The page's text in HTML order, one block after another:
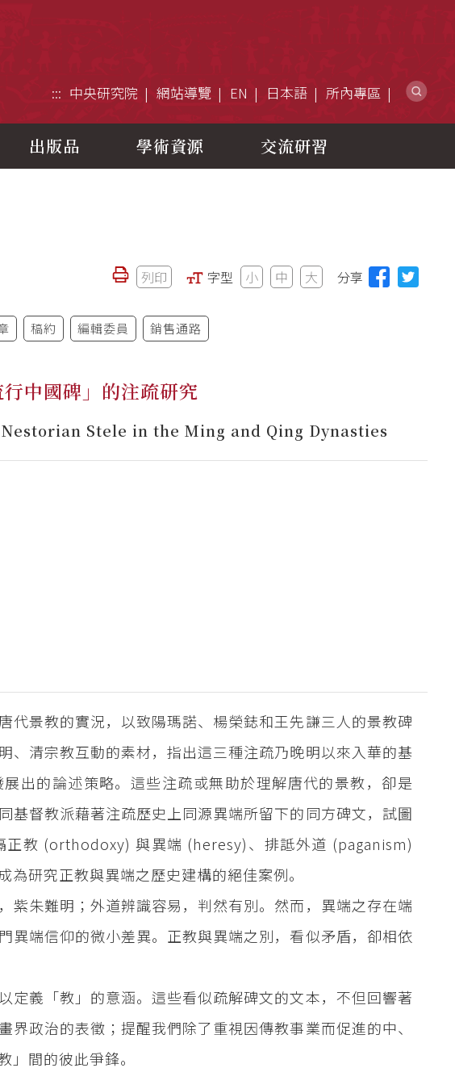
::: 中央研究院 網站導覽 EN 日本語 所內專區
出版品 學術資源 交流研習
列印 字型 小 中 大 分享
稿約 編輯委員 銷售通路
中國碑」的注疏研究
Stele in the Ming and Qing Dynasties
代景教的實況，以致陽瑪諾、楊榮鋕和王先謙三人的景教碑
、清宗教互動的素材，指出這三種注疏乃晚明以來入華的基
出的論述策略。這些注疏或無助於理解唐代的景教，卻是
基督教派藉著注疏歷史上同源異端所留下的同方碑文，試圖
正教 (orthodoxy) 與異端 (heresy)、排詆外道 (paganism)
研究正教與異端之歷史建構的絕佳案例。
紫朱難明；外道辨識容易，判然有別。然而，異端之存在端
異端信仰的微小差異。正教與異端之別，看似矛盾，卻相依
定義「教」的意涵。這些看似疏解碑文的文本，不但回響著
政治的表徵；提醒我們除了重視因傳教事業而促進的中、
間的彼此爭鋒。